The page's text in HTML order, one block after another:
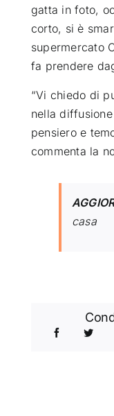
gatta in foto,
corto, si è
supermercato
fa prendere
“Vi chiedo di
nella
pensiero e
commenta la
casa